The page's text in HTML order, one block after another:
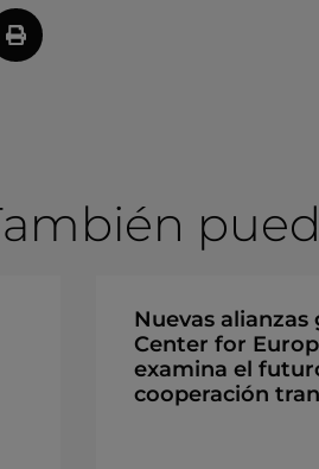
Nuevas alianzas
Center for
examina el
cooperación